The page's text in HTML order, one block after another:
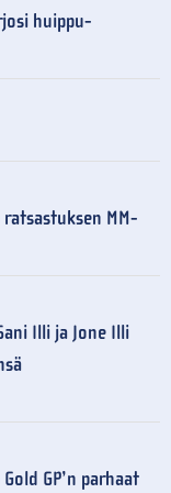
huippu-
MM-
Illi ja Jone Illi
GP’n parhaat